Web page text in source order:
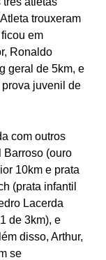
trouxeram
em
Ronaldo
geral de 5km, e
juvenil de
com outros
Barroso (ouro
10km e prata
(prata infantil
Lacerda
de 3km), e
disso, Arthur,
se